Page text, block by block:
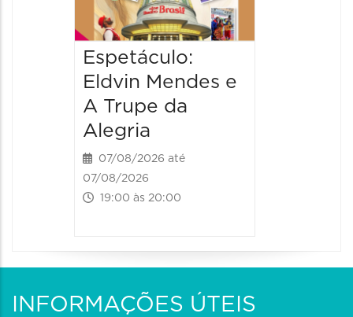
Espetáculo:
Eldvin Mendes e
A Trupe da
Alegria
07/08/2026 até
07/08/2026
19:00 às 20:00
INFORMAÇÕES ÚTEIS